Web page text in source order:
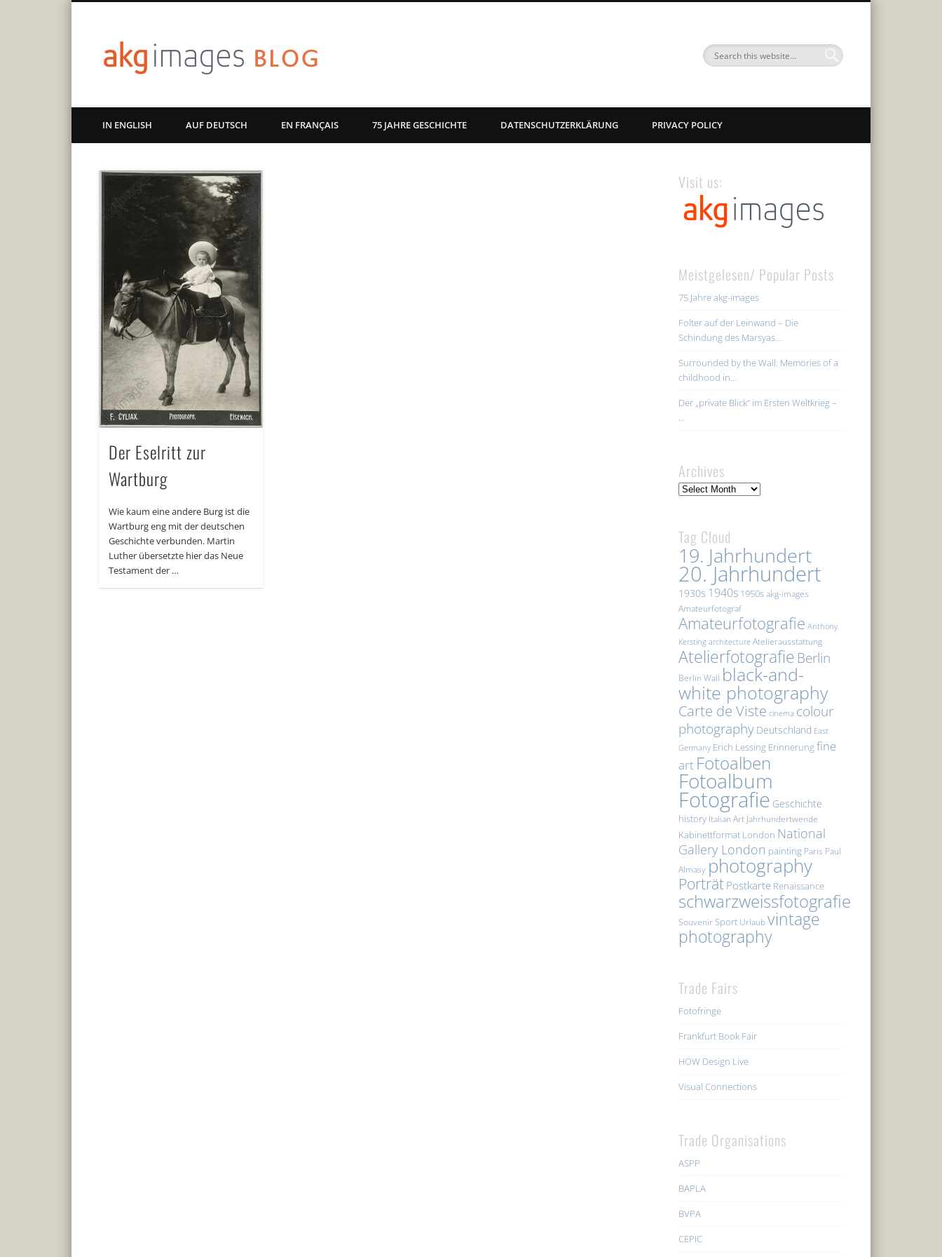
Art | Culture | History
IN ENGLISH AUF DEUTSCH EN FRANÇAIS 75 JAHRE GESCHICHTE DATENSCHUTZERKLÄRUNG PRIVACY POLICY
Der Eselritt zur
Wartburg
Wie kaum eine andere Burg ist die
Wartburg eng mit der deutschen
Geschichte verbunden. Martin
Luther übersetzte hier das Neue
Testament der …
Visit us:
Meistgelesen/ Popular Posts
75 Jahre akg-images
Folter auf der Leinwand – Die
Schindung des Marsyas…
Surrounded by the Wall: Memories of a
childhood in…
Der „private Blick“ im Ersten Weltkrieg –
…
Archives
Archives
Tag Cloud
19. Jahrhundert
20. Jahrhundert
1930s 1940s 1950s akg-images
Amateurfotograf
Amateurfotografie Anthony
Kersting architecture Atelierausstattung
Atelierfotografie Berlin
Berlin Wall black-and-
white photography
Carte de Viste cinema colour
photography Deutschland East
Germany Erich Lessing Erinnerungfine
art Fotoalben
Fotoalbum
Fotografie Geschichte
history Italian Art Jahrhundertwende
Kabinettformat London National
Gallery London painting Paris Paul
Almasy photography
Porträt Postkarte Renaissance
schwarzweissfotografie
Souvenir Sport Urlaub vintage
photography
Trade Fairs
Fotofringe
Frankfurt Book Fair
HOW Design Live
Visual Connections
Trade Organisations
ASPP
BAPLA
BVPA
CEPIC